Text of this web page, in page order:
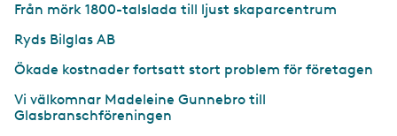
Från mörk 1800-talslada till ljust skaparcentrum
Ryds Bilglas AB
Ökade kostnader fortsatt stort problem för företagen
Vi välkomnar Madeleine Gunnebro till
Glasbranschföreningen